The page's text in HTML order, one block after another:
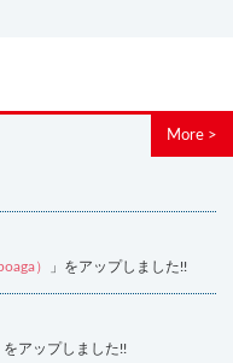
More >
） 」をアップしました!!
をアップしました!!